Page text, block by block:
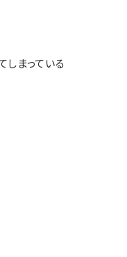
しまっている